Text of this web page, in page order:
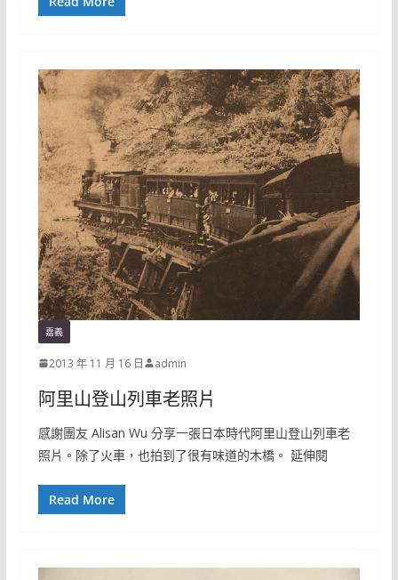
嘉義
2013 年 11 月 16 日 admin
阿里山登山列車老照片
感謝團友 Alisan Wu 分享一張日本時代阿里山登山列車老
照片。除了火車，也拍到了很有味道的木橋。 延伸閱
Read More